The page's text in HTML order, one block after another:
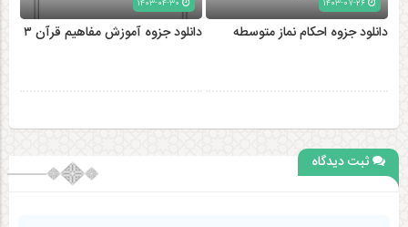
۱۴۰۳-۰۷-۲۶
دانلود جزوه احکام نماز متوسطه دانلود جزوه آموزش مفاهیم قرآن ۳
ثبت دیدگاه